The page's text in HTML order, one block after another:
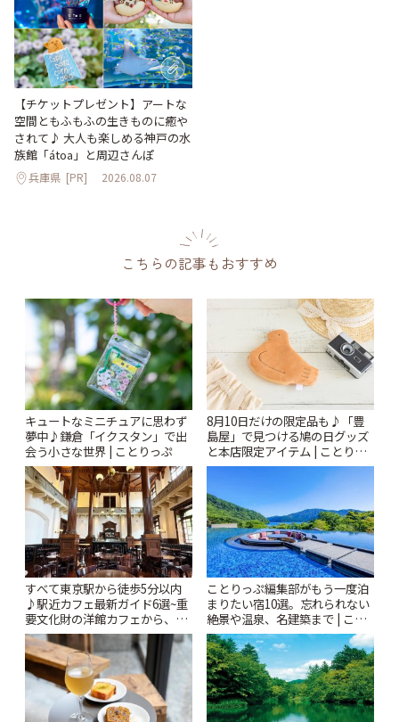
【チケットプレゼント】アートな
空間ともふもふの生きものに癒や
されて♪ 大人も楽しめる神戸の水
族館「átoa」と周辺さんぽ
兵庫県 [PR] 2026.08.07
こちらの記事もおすすめ
キュートなミニチュアに思わず
夢中♪鎌倉「イクスタン」で出
会う小さな世界 | ことりっぷ
8月10日だけの限定品も♪「豊
島屋」で見つける鳩の日グッズ
と本店限定アイテム | ことりっ
ぷ
すべて東京駅から徒歩5分以内
♪駅近カフェ最新ガイド6選~重
要文化財の洋館カフェから、改
札すぐのレトロ喫茶まで~ | こと
りっぷ
ことりっぷ編集部がもう一度泊
まりたい宿10選。忘れられない
絶景や温泉、名建築まで | こと
りっぷ